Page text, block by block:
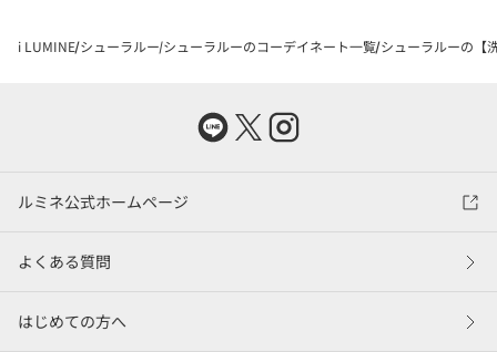
i LUMINE シューラルー シューラルーのコーデイネート一覧 シューラルーの【
ルミネ公式ホームページ
よくある質問
はじめての方へ